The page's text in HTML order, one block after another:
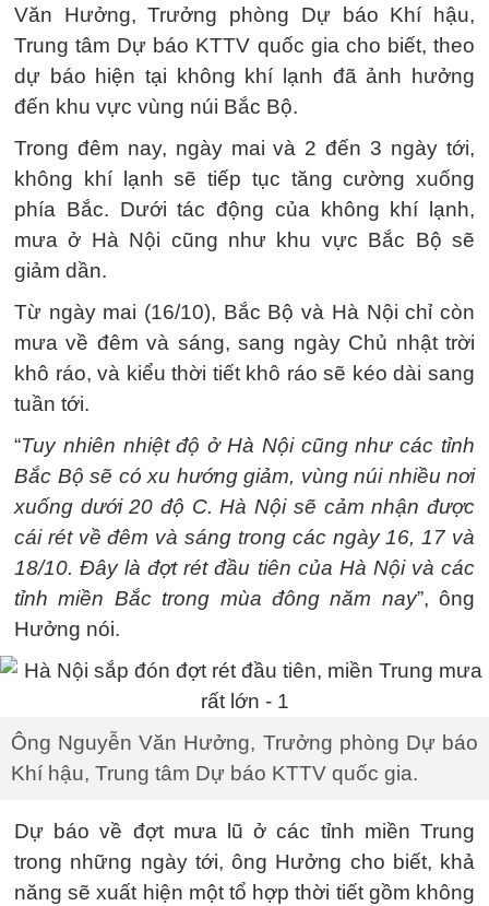
Văn Hưởng, Trưởng phòng Dự báo Khí hậu,
Trung tâm Dự báo KTTV quốc gia cho biết, theo
dự báo hiện tại không khí lạnh đã ảnh hưởng
đến khu vực vùng núi Bắc Bộ.
Trong đêm nay, ngày mai và 2 đến 3 ngày tới,
không khí lạnh sẽ tiếp tục tăng cường xuống
phía Bắc. Dưới tác động của không khí lạnh,
mưa ở Hà Nội cũng như khu vực Bắc Bộ sẽ
giảm dần.
Từ ngày mai (16/10), Bắc Bộ và Hà Nội chỉ còn
mưa về đêm và sáng, sang ngày Chủ nhật trời
khô ráo, và kiểu thời tiết khô ráo sẽ kéo dài sang
tuần tới.
“Tuy nhiên nhiệt độ ở Hà Nội cũng như các tỉnh
Bắc Bộ sẽ có xu hướng giảm, vùng núi nhiều nơi
xuống dưới 20 độ C. Hà Nội sẽ cảm nhận được
cái rét về đêm và sáng trong các ngày 16, 17 và
18/10.Đây là đợt rét đầu tiên của Hà Nội và các
tỉnh miền Bắc trong mùa đông năm nay”, ông
Hưởng nói.
Ông Nguyễn Văn Hưởng, Trưởng phòng Dự báo
Khí hậu, Trung tâm Dự báo KTTV quốc gia.
Dự báo về đợt mưa lũ ở các tỉnh miền Trung
trong những ngày tới, ông Hưởng cho biết, khả
năng sẽ xuất hiện một tổ hợp thời tiết gồm không